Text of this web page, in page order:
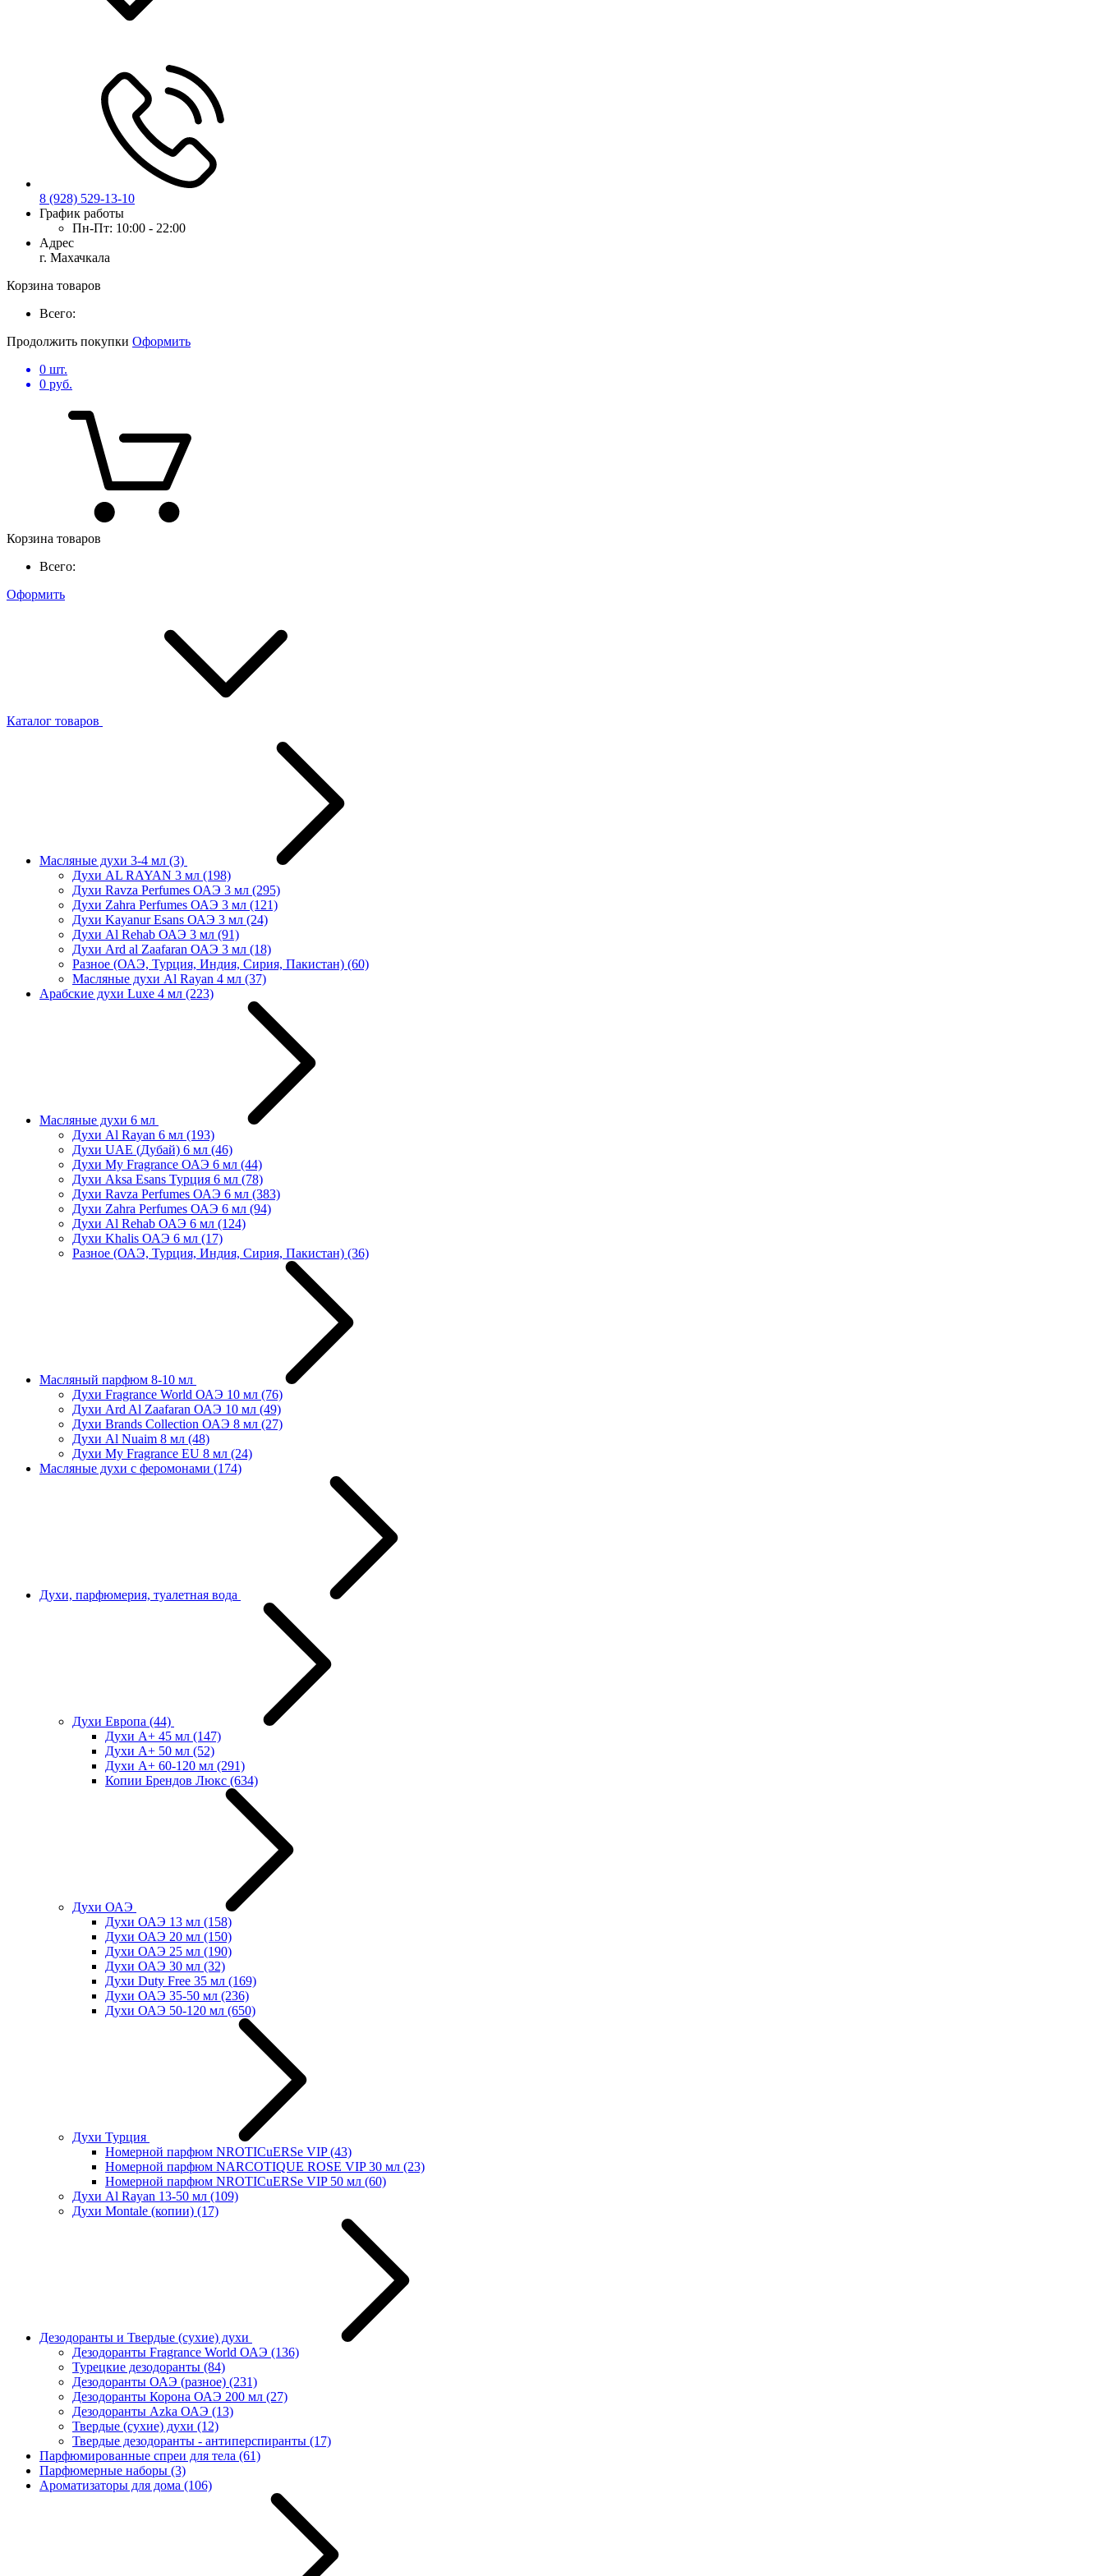
8 (928) 529-13-10
График работы
Пн-Пт: 10:00 - 22:00
Адрес
г. Махачкала
Корзина товаров
Всего:
Продолжить покупки Оформить
0 шт.
0 руб.
Корзина товаров
Всего:
Оформить
Каталог товаров
Масляные духи 3-4 мл (3)
Духи AL RAYAN 3 мл (198)
Духи Ravza Perfumes ОАЭ 3 мл (295)
Духи Zahra Perfumes ОАЭ 3 мл (121)
Духи Kayanur Esans ОАЭ 3 мл (24)
Духи Al Rehab ОАЭ 3 мл (91)
Духи Ard al Zaafaran ОАЭ 3 мл (18)
Разное (ОАЭ, Турция, Индия, Сирия, Пакистан) (60)
Масляные духи Al Rayan 4 мл (37)
Арабские духи Luxe 4 мл (223)
Масляные духи 6 мл
Духи Al Rayan 6 мл (193)
Духи UAE (Дубай) 6 мл (46)
Духи My Fragrance ОАЭ 6 мл (44)
Духи Aksa Esans Турция 6 мл (78)
Духи Ravza Perfumes ОАЭ 6 мл (383)
Духи Zahra Perfumes ОАЭ 6 мл (94)
Духи Al Rehab ОАЭ 6 мл (124)
Духи Khalis ОАЭ 6 мл (17)
Разное (ОАЭ, Турция, Индия, Сирия, Пакистан) (36)
Масляный парфюм 8-10 мл
Духи Fragrance World ОАЭ 10 мл (76)
Духи Ard Al Zaafaran ОАЭ 10 мл (49)
Духи Brands Collection ОАЭ 8 мл (27)
Духи Al Nuaim 8 мл (48)
Духи My Fragrance EU 8 мл (24)
Масляные духи с феромонами (174)
Духи, парфюмерия, туалетная вода
Духи Европа (44)
Духи А+ 45 мл (147)
Духи А+ 50 мл (52)
Духи А+ 60-120 мл (291)
Копии Брендов Люкс (634)
Духи ОАЭ
Духи ОАЭ 13 мл (158)
Духи ОАЭ 20 мл (150)
Духи ОАЭ 25 мл (190)
Духи ОАЭ 30 мл (32)
Духи Duty Free 35 мл (169)
Духи ОАЭ 35-50 мл (236)
Духи ОАЭ 50-120 мл (650)
Духи Турция
Номерной парфюм NROTICuERSe VIP(43)
Номерной парфюм NARCOTIQUE ROSE VIP 30 мл (23)
Номерной парфюм NROTICuERSe VIP 50 мл (60)
Духи Al Rayan 13-50 мл (109)
Духи Montale (копии) (17)
Дезодоранты и Твердые (сухие) духи
Дезодоранты Fragrance World ОАЭ (136)
Турецкие дезодоранты (84)
Дезодоранты ОАЭ (разное) (231)
Дезодоранты Корона ОАЭ 200 мл (27)
Дезодоранты Azka ОАЭ (13)
Твердые (сухие) духи (12)
Твердые дезодоранты - антиперспиранты (17)
Парфюмированные спреи для тела (61)
Парфюмерные наборы (3)
Ароматизаторы для дома (106)